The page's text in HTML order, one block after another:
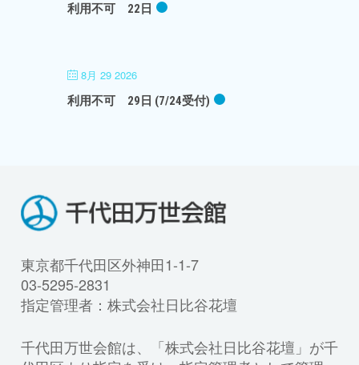
利用不可 22日
8月 29 2026
利用不可 29日 (7/24受付)
東京都千代田区外神田1-1-7
03-5295-2831
指定管理者：株式会社日比谷花壇
千代田万世会館は、「株式会社日比谷花壇」が千